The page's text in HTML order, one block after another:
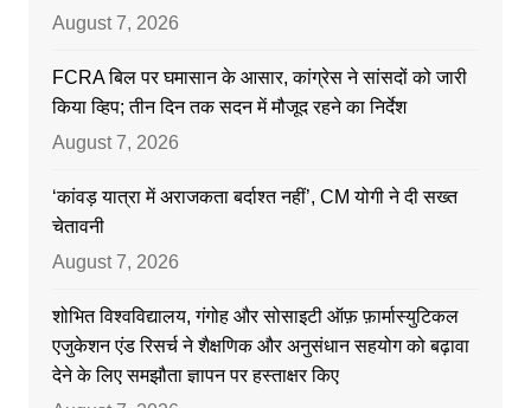
August 7, 2026
FCRA बिल पर घमासान के आसार, कांग्रेस ने सांसदों को जारी
किया व्हिप; तीन दिन तक सदन में मौजूद रहने का निर्देश
August 7, 2026
‘कांवड़ यात्रा में अराजकता बर्दाश्त नहीं’, CM योगी ने दी सख्त
चेतावनी
August 7, 2026
शोभित विश्वविद्यालय, गंगोह और सोसाइटी ऑफ़ फ़ार्मास्युटिकल
एजुकेशन एंड रिसर्च ने शैक्षणिक और अनुसंधान सहयोग को बढ़ावा
देने के लिए समझौता ज्ञापन पर हस्ताक्षर किए